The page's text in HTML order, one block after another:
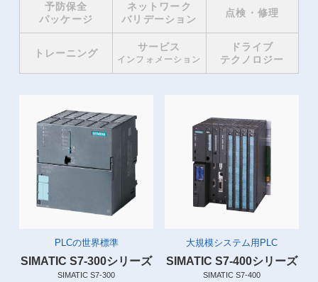
予防保全
パッケージ
ネットワーク
バリデーション
点検・修理
トレーニング
サービス
インフォメーション
ドライブ
テクノロジー
PLCの世界標準
SIMATIC S7-300シリーズ
SIMATIC S7-300
大規模システム用PLC
SIMATIC S7-400シリーズ
SIMATIC S7-400